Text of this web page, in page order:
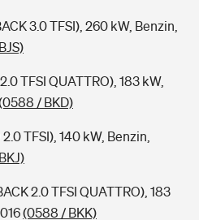
3.0 TFSI), 260 kW, Benzin,
TFSI QUATTRO), 183 kW,
/ BKD)
TFSI), 140 kW, Benzin,
2.0 TFSI QUATTRO), 183
(0588 / BKK)